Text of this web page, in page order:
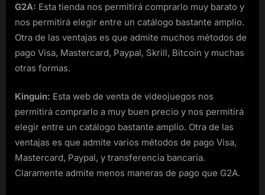
G2A: Esta tienda nos permitirá comprarlo muy barato y
nos permitirá elegir entre un catálogo bastante amplio.
Otra de las ventajas es que admite muchos métodos de
pago Visa, Mastercard, Paypal, Skrill, Bitcoin y muchas
otras formas.
Kinguin: Esta web de venta de videojuegos nos
permitirá comprarlo a muy buen precio y nos permitirá
elegir entre un catálogo bastante amplio. Otra de las
ventajas es que admite varios métodos de pago Visa,
Mastercard, Paypal, y transferencia bancaria.
Claramente admite menos maneras de pago que G2A.